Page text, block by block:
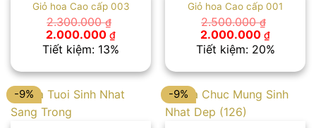
Giỏ hoa Cao cấp 003
2.300.000₫
Giá
gốc
là:
2.000.000 ₫Giá
hiện
tại
2.000.000 ₫.
Tiết kiệm: 13%
Giỏ hoa Cao cấp 001
2.500.000₫
Giá
gốc
là:
2.000.000 ₫Giá
hiện
tại
Tiết kiệm: 20%
-9% -9%